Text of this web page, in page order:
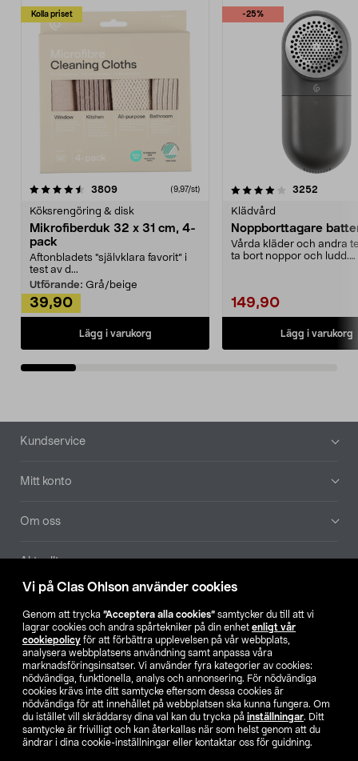
Vi på Clas Ohlson använder cookies
Genom att trycka ”Acceptera alla cookies” samtycker du till att vi
lagrar cookies och andra spårtekniker på din enhet enligt vår
cookiepolicy för att förbättra upplevelsen på vår webbplats,
analysera webbplatsens användning samt anpassa våra
marknadsföringsinsatser. Vi använder fyra kategorier av cookies:
nödvändiga, funktionella, analys och annonsering. För nödvändiga
cookies krävs inte ditt samtycke eftersom dessa cookies är
nödvändiga för att innehållet på webbplatsen ska kunna fungera. Om
du istället vill skräddarsy dina val kan du trycka på inställningar. Ditt
samtycke är frivilligt och kan återkallas när som helst genom att du
ändrar i dina cookie-inställningar eller kontaktar oss för guidning.
Kolla priset
3809recensioner (9,97/st)
Köksrengöring & disk
Mikrofiberduk 32 x 31 cm, 4-
pack
Aftonbladets "självklara favorit” i
test av d...
Utförande: Grå/beige
39,90
Lägg i varukorg
-25%
4.0av 5 stjärnor 3252
Klädvård
Noppborttagare
Vårda kläder och andra
ta bort noppor och ludd.
149,90
Lägg i varukorg
4.5av 5 stjärnor
Sidfot
Kundservice
Mitt konto
Om oss
Aktuellt
Hitta butik
SE NO FI